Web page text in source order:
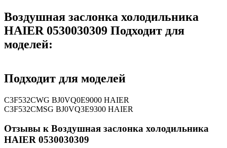
Воздушная заслонка холодильника
HAIER 0530030309 Подходит для
моделей:
Подходит для моделей
C3F532CWG BJ0VQ0E9000 HAIER
C3F532CMSG BJ0VQ3E9300 HAIER
Отзывы к Воздушная заслонка холодильника
HAIER 0530030309